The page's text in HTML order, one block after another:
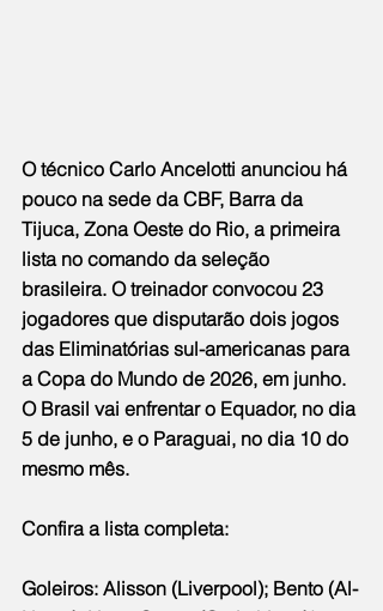
O técnico Carlo Ancelotti anunciou há
pouco na sede da CBF, Barra da
Tijuca, Zona Oeste do Rio, a primeira
lista no comando da seleção
brasileira. O treinador convocou 23
jogadores que disputarão dois jogos
das Eliminatórias sul-americanas para
a Copa do Mundo de 2026, em junho.
O Brasil vai enfrentar o Equador, no dia
5 de junho, e o Paraguai, no dia 10 do
mesmo mês.
Confira a lista completa:
Goleiros: Alisson (Liverpool); Bento (Al-